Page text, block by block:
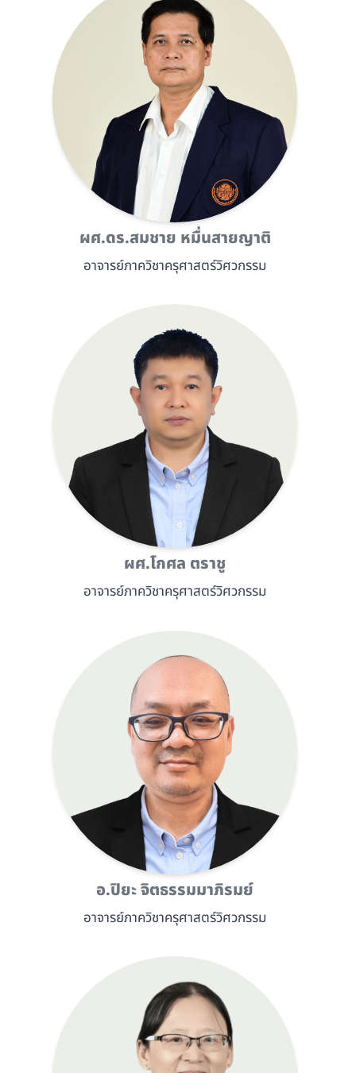
ผศ.ดร.สมชาย หมื่นสายญาติ
อาจารย์ภาควิชาครุศาสตร์วิศวกรรม
ผศ.โกศล ตราชู
อาจารย์ภาควิชาครุศาสตร์วิศวกรรม
อ.ปิยะ จิตธรรมมาภิรมย์
อาจารย์ภาควิชาครุศาสตร์วิศวกรรม